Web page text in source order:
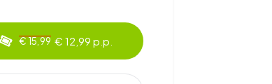
€ 15,99 € 12,99 p.p.